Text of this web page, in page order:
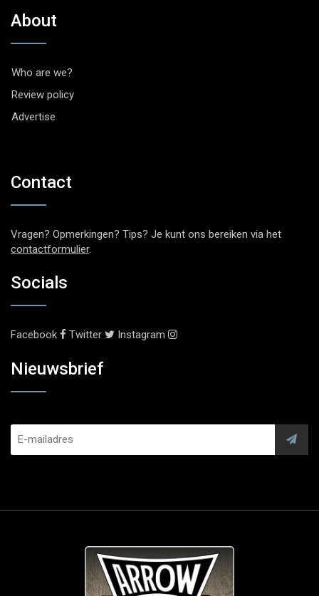
About
Who are we?
Review policy
Advertise
Contact
Vragen? Opmerkingen? Tips? Je kunt ons bereiken via het
contactformulier.
Socials
Facebook Twitter Instagram
Nieuwsbrief